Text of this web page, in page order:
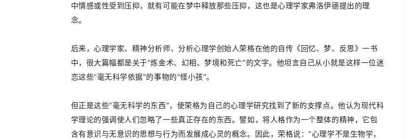
中情感或性受到压抑，就有可能在梦中释放那些压抑，这也是心理学家弗洛伊德提出的理
念。
后来，心理学家、精神分析师、分析心理学创始人荣格在他的自传《回忆、梦、反思》一书
中，很大篇幅都是关于“炼金术、幻相、梦境和死亡”的文字。他坦言自己从小就是这样一位迷
恋这些“毫无科学依据”的事物的“怪小孩”。
但正是这些“毫无科学的东西”，使荣格为自己的心理学研究找到了新的支撑点。他认为现代科
学理论的强调使人们忽略了一些真正存在的东西。譬如，将人格作为一个整体的精神，它包
含有意识与无意识的思想与行为而发展成心灵的概念。因此，荣格说：“心理学不是生物学，